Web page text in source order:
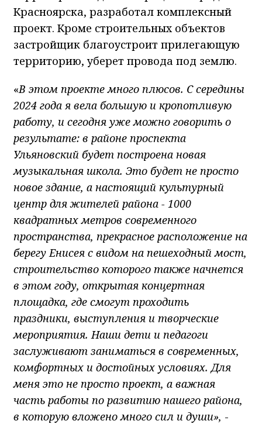
Красноярска, разработал комплексный
проект. Кроме строительных объектов
застройщик благоустроит прилегающую
территорию, уберет провода под землю.
«В этом проекте много плюсов. С середины
2024 года я вела большую и кропотливую
работу, и сегодня уже можно говорить о
результате: в районе проспекта
Ульяновский будет построена новая
музыкальная школа. Это будет не просто
новое здание, а настоящий культурный
центр для жителей района - 1000
квадратных метров современного
пространства, прекрасное расположение на
берегу Енисея с видом на пешеходный мост,
строительство которого также начнется
в этом году, открытая концертная
площадка, где смогут проходить
праздники, выступления и творческие
мероприятия. Наши дети и педагоги
заслуживают заниматься в современных,
комфортных и достойных условиях. Для
меня это не просто проект, а важная
часть работы по развитию нашего района,
в которую вложено много сил и души», -